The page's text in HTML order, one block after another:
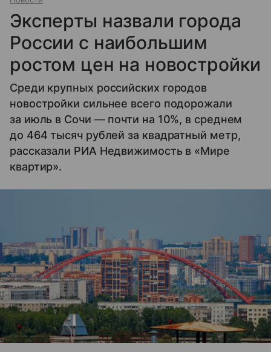
Эксперты назвали города
России с наибольшим
ростом цен на новостройки
Среди крупных российских городов
новостройки сильнее всего подорожали
за июль в Сочи — почти на 10%, в среднем
до 464 тысяч рублей за квадратный метр,
рассказали РИА Недвижимость в «Мире
квартир».